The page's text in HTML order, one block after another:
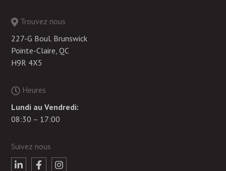
Trouvez nous
227-G Boul. Brunswick
Pointe-Claire, QC
H9R 4X5
Heures
Lundi au Vendredi:
08:30 – 17:00
Suivez nous